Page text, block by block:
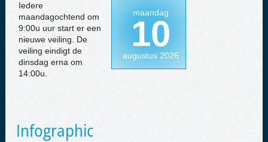
Iedere
maandagochtend om
9:00u uur start er een
nieuwe veiling. De
veiling eindigt de
dinsdag erna om
14:00u.
maandag
10
augustus 2026
Infographic